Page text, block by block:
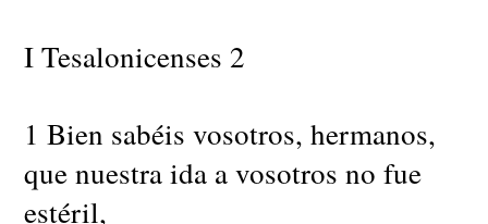
I Tesalonicenses 2
1 Bien sabéis vosotros, hermanos,
que nuestra ida a vosotros no fue
estéril,